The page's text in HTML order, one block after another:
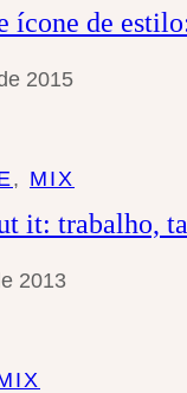
ícone de
2015
, MIX
it: trabalho,
2013